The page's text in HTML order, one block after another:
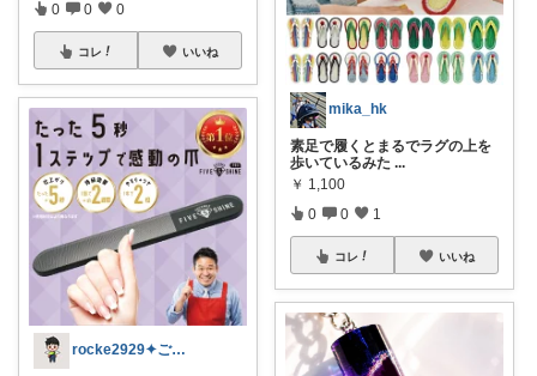
0 0 0
コレ いいね
rocke2929✦ご購入感謝です♪
mika_hk
素足で履くとまるでラグの上を
歩いているみた ...
￥ 1,100
0 0 1
コレ いいね